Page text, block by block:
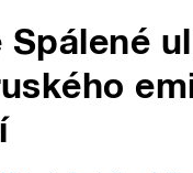
Spálené